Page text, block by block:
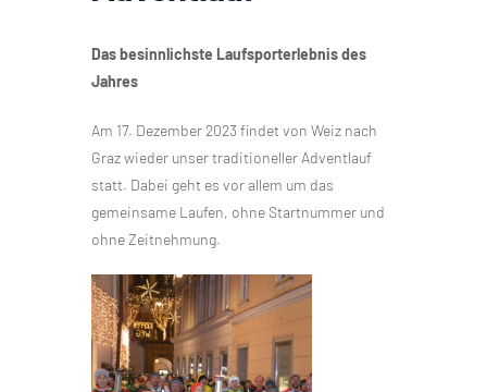
Das besinnlichste Laufsporterlebnis des
Jahres
Am 17. Dezember 2023 findet von Weiz nach
Graz wieder unser traditioneller Adventlauf
statt. Dabei geht es vor allem um das
gemeinsame Laufen, ohne Startnummer und
ohne Zeitnehmung.